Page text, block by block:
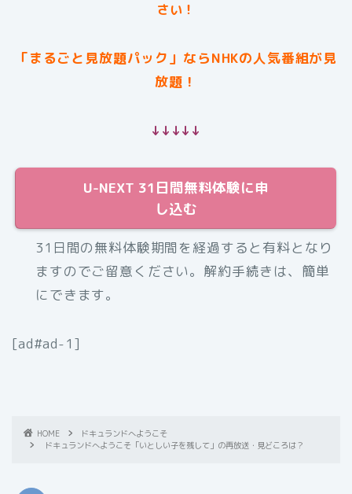
さい！
「まるごと見放題パック」ならNHKの人気番組が見
放題！
↓↓↓↓↓
U-NEXT 31日間無料体験に申
し込む
31日間の無料体験期間を経過すると有料となり
ますのでご留意ください。解約手続きは、簡単
にできます。
[ad#ad-1]
HOME
ドキュランドへようこそ
ドキュランドへようこそ「いとしい子を残して」の再放送・見どころは？